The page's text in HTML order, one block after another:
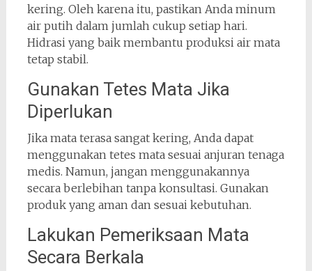
kering. Oleh karena itu, pastikan Anda minum
air putih dalam jumlah cukup setiap hari.
Hidrasi yang baik membantu produksi air mata
tetap stabil.
Gunakan Tetes Mata Jika
Diperlukan
Jika mata terasa sangat kering, Anda dapat
menggunakan tetes mata sesuai anjuran tenaga
medis. Namun, jangan menggunakannya
secara berlebihan tanpa konsultasi. Gunakan
produk yang aman dan sesuai kebutuhan.
Lakukan Pemeriksaan Mata
Secara Berkala